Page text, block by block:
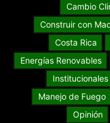
Cambio
Construir con
Costa Rica
Energías Renovables
Institucionales
Manejo de Fuego
Opinión